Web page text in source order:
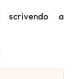
scrivendo a